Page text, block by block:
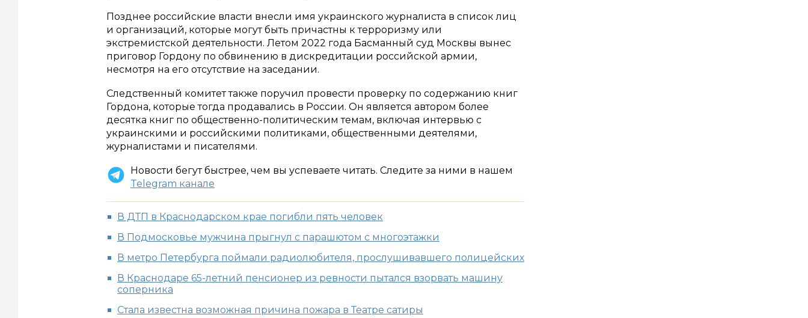
Позднее российские власти внесли имя украинского журналиста в список лиц
и организаций, которые могут быть причастны к терроризму или
экстремистской деятельности. Летом 2022 года Басманный суд Москвы вынес
приговор Гордону по обвинению в дискредитации российской армии,
несмотря на его отсутствие на заседании.
Следственный комитет также поручил провести проверку по содержанию книг
Гордона, которые тогда продавались в России. Он является автором более
десятка книг по общественно-политическим темам, включая интервью с
украинскими и российскими политиками, общественными деятелями,
журналистами и писателями.
Новости бегут быстрее, чем вы успеваете читать. Следите за ними в нашем
Telegram канале
В ДТП в Краснодарском крае погибли пять человек
В Подмосковье мужчина прыгнул с парашютом с многоэтажки
В метро Петербурга поймали радиолюбителя, прослушивавшего полицейских
В Краснодаре 65-летний пенсионер из ревности пытался взорвать машину
соперника
Стала известна возможная причина пожара в Театре сатиры